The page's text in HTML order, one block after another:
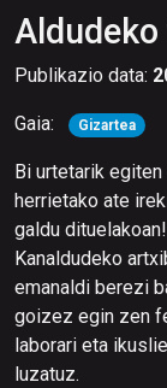
Publikazio data:
Gaia: Gizartea
Bi urtetarik
herrietako ate
galdu
Kanaldudeko
emanaldi berezi
goizez egin zen
laborari eta
luzatuz.